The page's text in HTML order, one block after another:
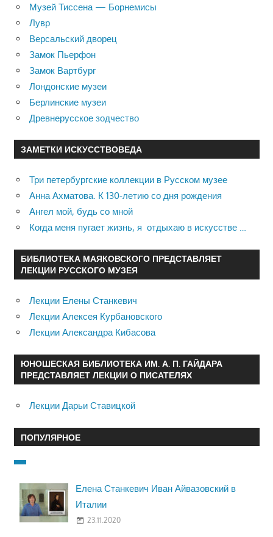
Музей Тиссена — Борнемисы
Лувр
Версальский дворец
Замок Пьерфон
Замок Вартбург
Лондонские музеи
Берлинские музеи
Древнерусское зодчество
ЗАМЕТКИ ИСКУССТВОВЕДА
Три петербургские коллекции в Русском музее
Анна Ахматова. К 130-летию со дня рождения
Ангел мой, будь со мной
Когда меня пугает жизнь, я отдыхаю в искусстве …
БИБЛИОТЕКА МАЯКОВСКОГО ПРЕДСТАВЛЯЕТ
ЛЕКЦИИ РУССКОГО МУЗЕЯ
Лекции Елены Станкевич
Лекции Алексея Курбановского
Лекции Александра Кибасова
ЮНОШЕСКАЯ БИБЛИОТЕКА ИМ. А. П. ГАЙДАРА
ПРЕДСТАВЛЯЕТ ЛЕКЦИИ О ПИСАТЕЛЯХ
Лекции Дарьи Ставицкой
ПОПУЛЯРНОЕ
Елена Станкевич Иван Айвазовский в
Италии
23.11.2020